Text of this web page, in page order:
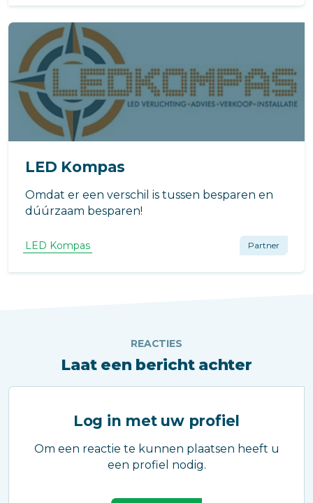
LED Kompas
Omdat er een verschil is tussen besparen en
dúúrzaam besparen!
LED Kompas Partner
REACTIES
Laat een bericht achter
Log in met uw profiel
Om een reactie te kunnen plaatsen heeft u
een profiel nodig.